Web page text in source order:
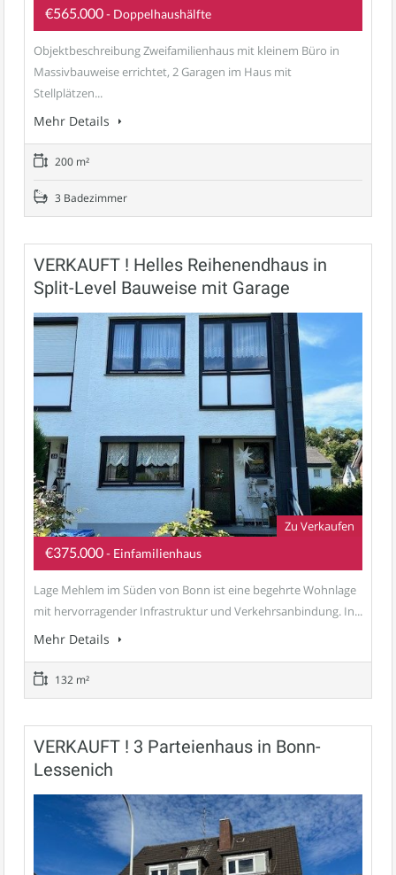
€565.000- Doppelhaushälfte
Objektbeschreibung Zweifamilienhaus mit kleinem Büro in
Massivbauweise errichtet, 2 Garagen im Haus mit
Stellplätzen...
Mehr Details
200 m²
3 Badezimmer
VERKAUFT ! Helles Reihenendhaus in
Split-Level Bauweise mit Garage
Zu Verkaufen
€375.000- Einfamilienhaus
Lage Mehlem im Süden von Bonn ist eine begehrte Wohnlage
mit hervorragender Infrastruktur und Verkehrsanbindung. In...
Mehr Details
132 m²
VERKAUFT ! 3 Parteienhaus in Bonn-
Lessenich